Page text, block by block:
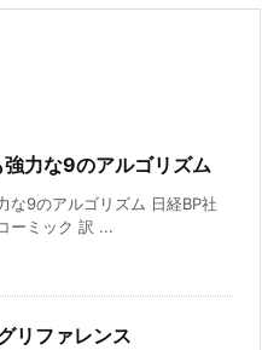
力な9のアルゴリズム
な9のアルゴリズム 日経BP社
ーミック 訳 ...
リファレンス